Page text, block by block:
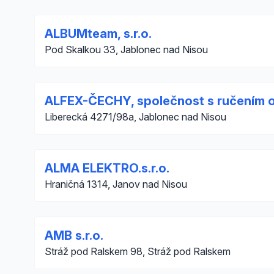
ALBUMteam, s.r.o.
Pod Skalkou 33, Jablonec nad Nisou
ALFEX-ČECHY, společnost s ručením
Liberecká 4271/98a, Jablonec nad Nisou
ALMA ELEKTRO.s.r.o.
Hraničná 1314, Janov nad Nisou
AMB s.r.o.
Stráž pod Ralskem 98, Stráž pod Ralskem